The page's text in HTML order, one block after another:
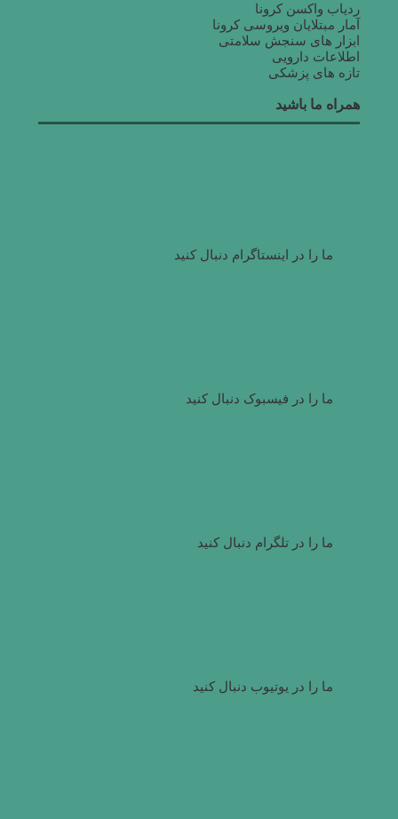
ردیاب واکسن کرونا
آمار مبتلایان ویروسی کرونا
ابزار های سنجش سلامتی
اطلاعات دارویی
تازه های پزشکی
همراه ما باشید
ما را در اینستاگرام دنبال کنید
ما را در فیسبوک دنبال کنید
ما را در تلگرام دنبال کنید
ما را در یوتیوب دنبال کنید